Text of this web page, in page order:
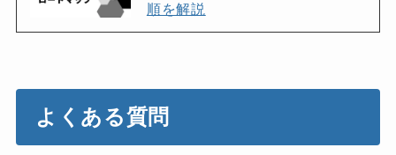
順を解説
よくある質問